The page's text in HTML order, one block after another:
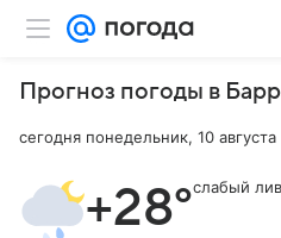
Прогноз погоды в
сегодня понедельник, 10
+28°слабый